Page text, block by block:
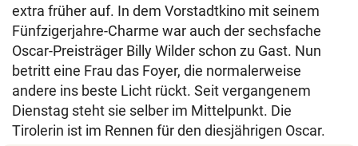
extra früher auf. In dem Vorstadtkino mit seinem
Fünfzigerjahre-Charme war auch der sechsfache
Oscar-Preisträger Billy Wilder schon zu Gast. Nun
betritt eine Frau das Foyer, die normalerweise
andere ins beste Licht rückt. Seit vergangenem
Dienstag steht sie selber im Mittelpunkt. Die
Tirolerin ist im Rennen für den diesjährigen Oscar.